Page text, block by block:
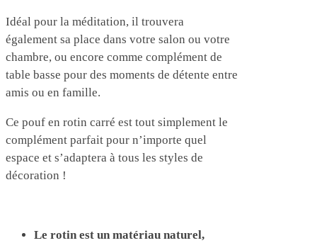
Idéal pour la méditation, il trouvera
également sa place dans votre salon ou votre
chambre, ou encore comme complément de
table basse pour des moments de détente entre
amis ou en famille.
Ce pouf en rotin carré est tout simplement le
complément parfait pour n’importe quel
espace et s’adaptera à tous les styles de
décoration !
Le rotin est un matériau naturel,